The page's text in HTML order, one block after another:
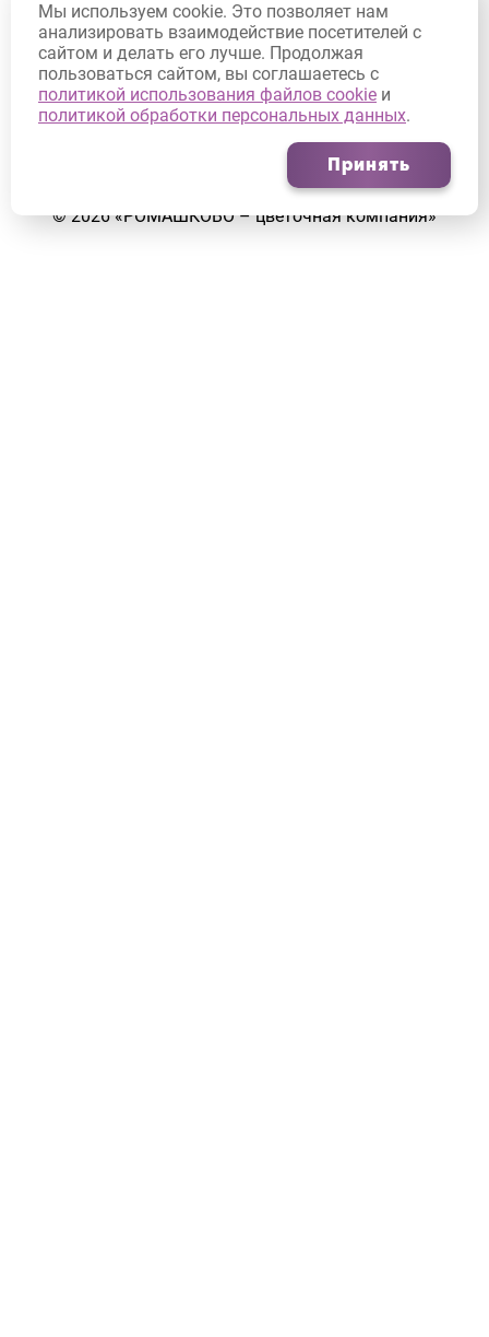
Политика использования Cookie
Договор оферты
Согласие на обработку персональных данных
Согласие на получение рекламных рассылок
©2026«РОМАШКОВО – цветочная компания»
Мы используем cookie. Это позволяет нам
анализировать взаимодействие посетителей с
сайтом и делать его лучше. Продолжая
пользоваться сайтом, вы соглашаетесь с
политикой использования файлов cookie и
политикой обработки персональных данных.
Принять